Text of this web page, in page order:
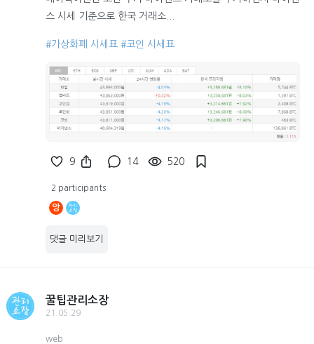
스 시세 기준으로 한국 거래소...
#가상화폐 시세표 #코인 시세표
9 14 520
2 participants
앙
댓글 미리보기
꿀팁관리소장
21.05.29
web